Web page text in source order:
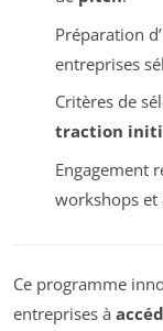
Préparation
entreprises
Critères de
traction
Engagement
workshops et
Ce programme
entreprises à